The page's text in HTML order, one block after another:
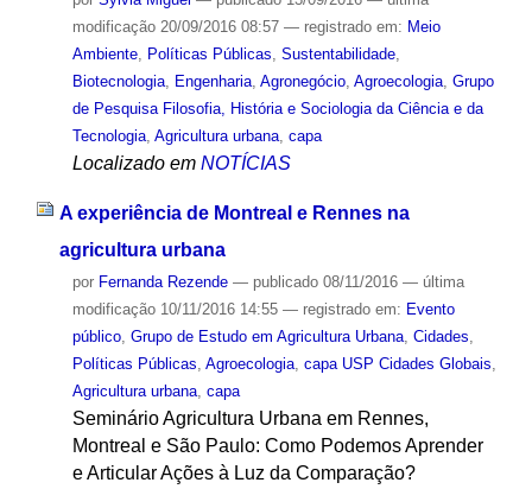
modificação20/09/2016 08:57 — registrado em: Meio
Ambiente, Políticas Públicas Sustentabilidade,
Biotecnologia, Engenharia, Agronegócio, Agroecologia, Grupo
de Pesquisa Filosofia, História e Sociologia da Ciência e da
Tecnologia, Agricultura urbana, capa
Localizado em NOTÍCIAS
A experiência de Montreal e Rennes na
agricultura urbana
por Fernanda Rezende — publicado08/11/2016 — última
modificação10/11/2016 14:55 — registrado em: Evento
público, Grupo de Estudo em Agricultura Urbana, Cidades,
Políticas Públicas, Agroecologia, capa USP Cidades Globais,
Agricultura urbana, capa
Seminário Agricultura Urbana em Rennes,
Montreal e São Paulo: Como Podemos Aprender
e Articular Ações à Luz da Comparação?